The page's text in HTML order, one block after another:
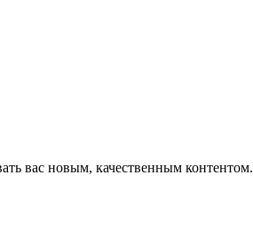
вас новым, качественным контентом.